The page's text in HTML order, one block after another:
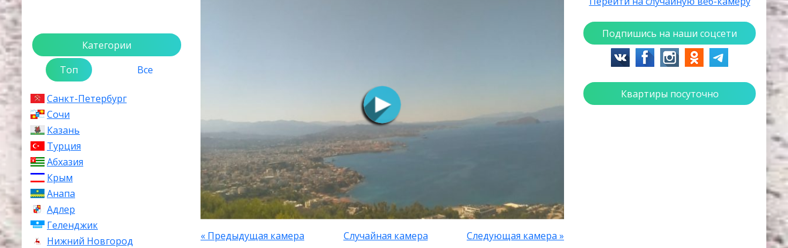
Категории
Топ
Все
Санкт-Петербург
Сочи
Казань
Турция
Абхазия
Крым
Анапа
Адлер
Геленджик
Нижний Новгород
« Предыдущая камера Случайная камера Следующая камера »
Подпишись на наши соцсети
Квартиры посуточно